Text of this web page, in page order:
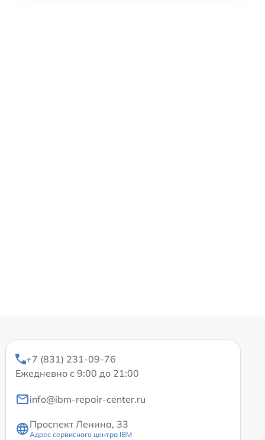
+7 (831) 231-09-76
Ежедневно с 9:00 до 21:00
info@ibm-repair-center.ru
Проспект Ленина, 33
Адрес сервисного центра IBM